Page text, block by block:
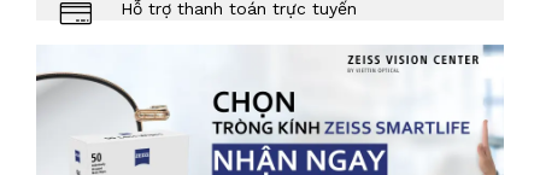
Hỗ trợ thanh toán trực tuyến